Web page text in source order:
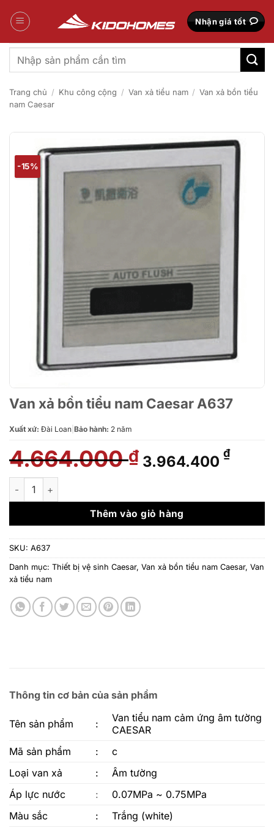
qua
Nhận giá tốt
Tìm
kiếm:
Trang chủ / Khu công cộng / Van xả tiểu nam / Van xả bồn tiểu
nam Caesar
-15%
Van xả bồn tiểu nam Caesar A637
Xuất xứ: Đài Loan Bảo hành: 2 năm
4.664.000₫ Giá
gốc
4.664.000 ₫.
3.964.400 ₫Giá
là:
Van xả bồn tiểu nam Caesar A637 số lượng
Thêm vào giỏ hàng
SKU: A637
Danh mục: Thiết bị vệ sinh Caesar, Van xả bồn tiểu nam Caesar, Van
xả tiểu nam
Thông tin cơ bản của sản phẩm
Tên sản phẩm :
Van tiểu nam cảm ứng âm tường
CAESAR
Mã sản phẩm
:
c
Loại van xả
:
Âm tường
Áp lực nước
:
0.07MPa ~ 0.75MPa
Màu sắc
:
Trắng (white)